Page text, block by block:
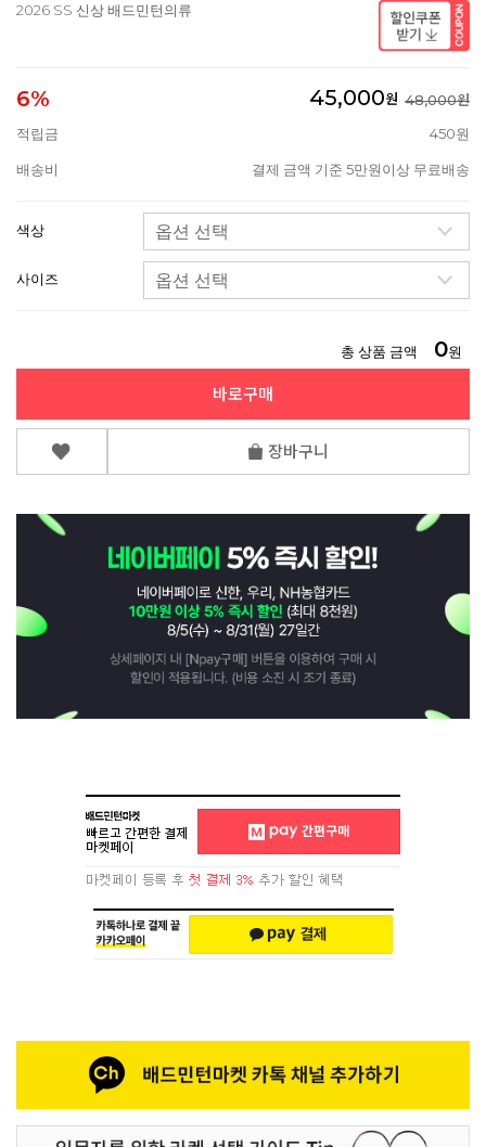
2026 SS 신상 배드민턴의류
6% 45,000원 48,000원
적립금
450원
배송비 결제 금액 기준 5만원이상 무료배송
색상
사이즈
총 상품 금액 0원
바로구매
장바구니